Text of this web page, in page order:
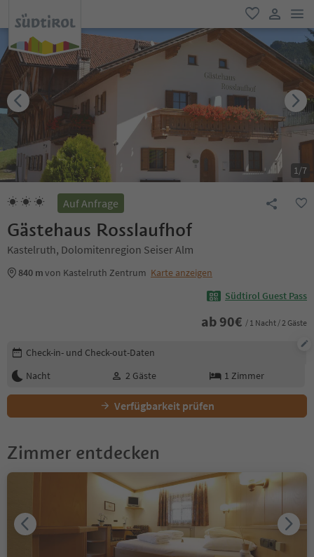
favorit
user link
1/7
Auf Anfrage
Gästehaus Rosslaufhof
Kastelruth, Dolomitenregion Seiser Alm
840 mvon Kastelruth Zentrum Karte anzeigen
Südtirol Guest Pass
ab 90€ / 1 Nacht / 2 Gäste
Buchungsdetails bearbeiten
Check-in- und Check-out-Daten
Nacht
2 Gäste 1 Zimmer
Verfügbarkeit prüfen
Zimmer entdecken